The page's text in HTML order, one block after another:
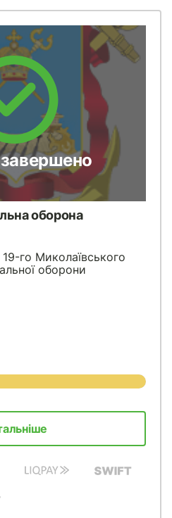
оборона
19-го Миколаївського
оборони